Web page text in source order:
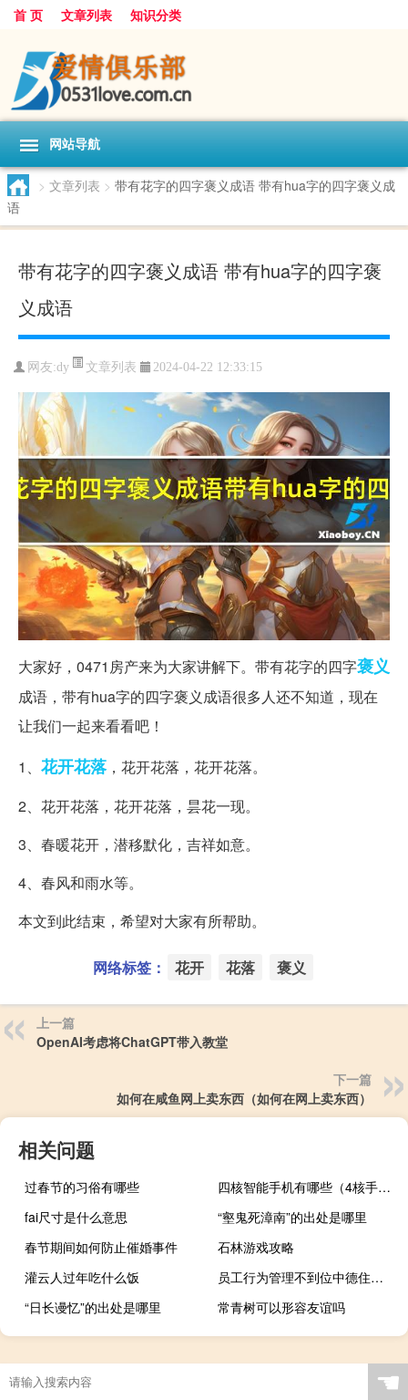
首 页 文章列表 知识分类
网站导航
> 文章列表 > 带有花字的四字褒义成语 带有hua字的四字褒义成
语
带有花字的四字褒义成语 带有hua字的四字褒
义成语
网友:dy 文章列表 2024-04-22 12:33:15
大家好，0471房产来为大家讲解下。带有花字的四字褒义
成语，带有hua字的四字褒义成语很多人还不知道，现在
让我们一起来看看吧！
1、 花开花落，花开花落，花开花落。
2、花开花落，花开花落，昙花一现。
3、春暖花开，潜移默化，吉祥如意。
4、春风和雨水等。
本文到此结束，希望对大家有所帮助。
网络标签： 花开 花落 褒义
上一篇
OpenAI考虑将ChatGPT带入教堂
下一篇
如何在咸鱼网上卖东西（如何在网上卖东西）
相关问题
过春节的习俗有哪些
四核智能手机有哪些（4核手机有哪些）
fai尺寸是什么意思
“壑鬼死漳南”的出处是哪里
春节期间如何防止催婚事件
石林游戏攻略
灌云人过年吃什么饭
员工行为管理不到位中德住房储蓄银行重庆分行被罚30万
“日长谩忆”的出处是哪里
常青树可以形容友谊吗
☚